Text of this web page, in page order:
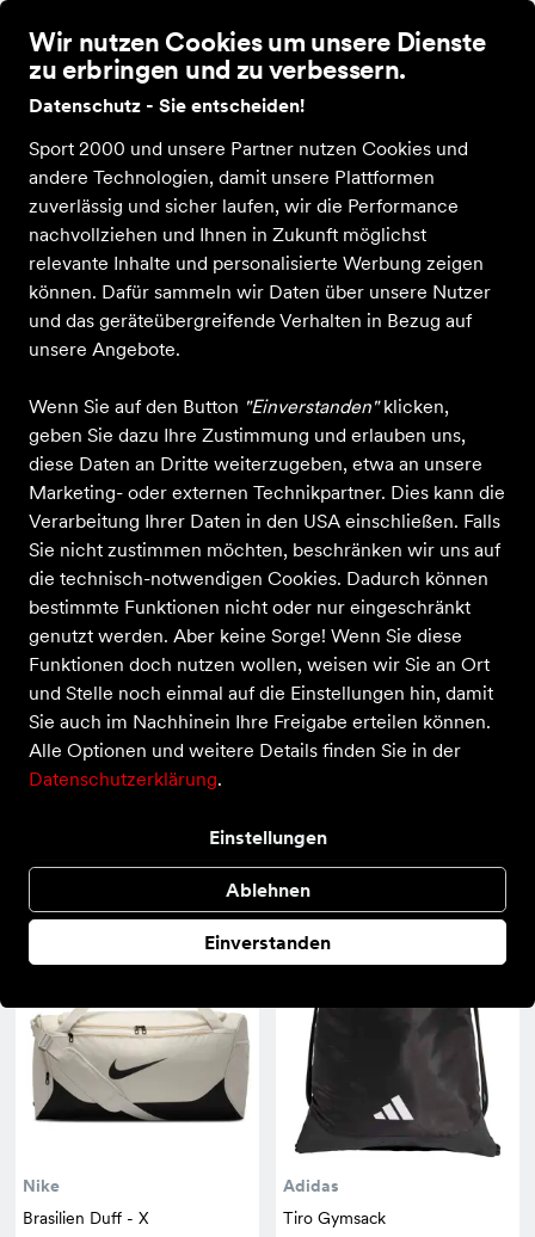
Wir nutzen Cookies um unsere Dienste
zu erbringen und zu verbessern.
Datenschutz - Sie entscheiden!
Sport 2000 und unsere Partner nutzen Cookies und
andere Technologien, damit unsere Plattformen
zuverlässig und sicher laufen, wir die Performance
nachvollziehen und Ihnen in Zukunft möglichst
relevante Inhalte und personalisierte Werbung zeigen
können. Dafür sammeln wir Daten über unsere Nutzer
und das geräteübergreifende Verhalten in Bezug auf
unsere Angebote.
Wenn Sie auf den Button "Einverstanden"klicken,
geben Sie dazu Ihre Zustimmung und erlauben uns,
diese Daten an Dritte weiterzugeben, etwa an unsere
Marketing- oder externen Technikpartner. Dies kann die
Verarbeitung Ihrer Daten in den USA einschließen. Falls
Sie nicht zustimmen möchten, beschränken wir uns auf
die technisch-notwendigen Cookies. Dadurch können
bestimmte Funktionen nicht oder nur eingeschränkt
genutzt werden. Aber keine Sorge! Wenn Sie diese
Funktionen doch nutzen wollen, weisen wir Sie an Ort
und Stelle noch einmal auf die Einstellungen hin, damit
Sie auch im Nachhinein Ihre Freigabe erteilen können.
Alle Optionen und weitere Details finden Sie in der
Datenschutzerklärung.
Einstellungen
Ablehnen
Einverstanden
Einkaufen bei Nielsen Sport Ausrüstung Taschen & Rucksäcke
Sporttaschen & Rucksäcke
ALLE FILTER
Farbe Sportart Größe Altersgruppe
57 Produkte
Linear Duffelbag S
30,00 €
Nike
Brasilien Duff - X
Adidas
Tiro Gymsack